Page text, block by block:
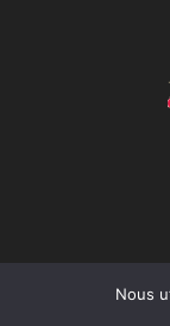
Nous